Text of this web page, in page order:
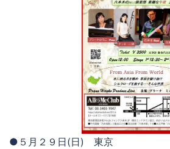
●５月２９日(日) 東京